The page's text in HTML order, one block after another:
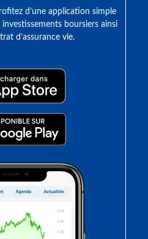
d’une application simple
boursiers ainsi
d’assurance vie.